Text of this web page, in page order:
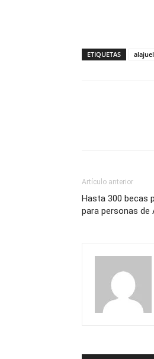
ETIQUETAS
Artículo anterior
Hasta 300 becas
para personas de